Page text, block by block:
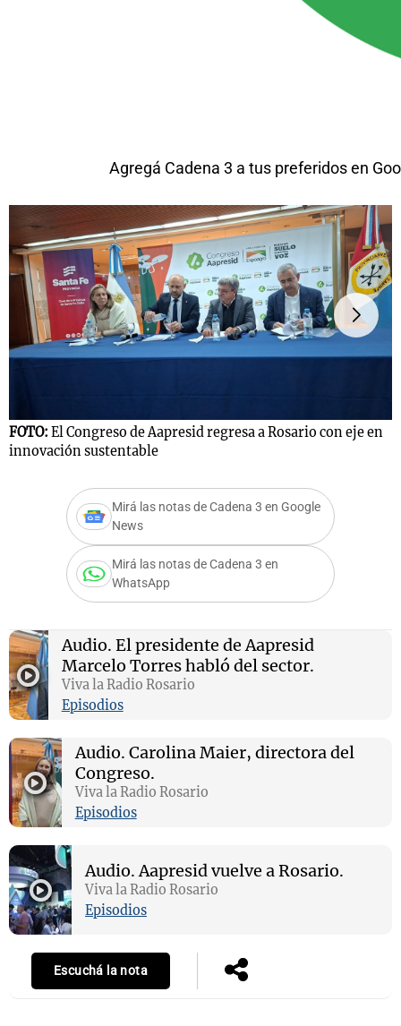
Agregá Cadena 3 a tus preferidos en
FOTO: El Congreso de Aapresid regresa a Rosario con eje en
innovación sustentable
Mirá las notas de Cadena 3 en Google
News
Mirá las notas de Cadena 3 en
WhatsApp
Audio. El presidente de Aapresid
Marcelo Torres habló del sector.
Viva la Radio Rosario
Episodios
Audio. Carolina Maier, directora del
Congreso.
Viva la Radio Rosario
Episodios
Audio.Aapresid vuelve a Rosario.
Viva la Radio Rosario
Episodios
Escuchá la nota